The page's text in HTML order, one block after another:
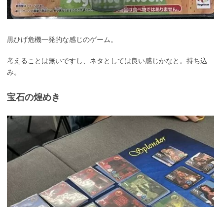
黒ひげ危機一発的な感じのゲーム。
考えることは無いですし、ネタとしては良い感じかなと。持ち込
み。
宝石の煌めき